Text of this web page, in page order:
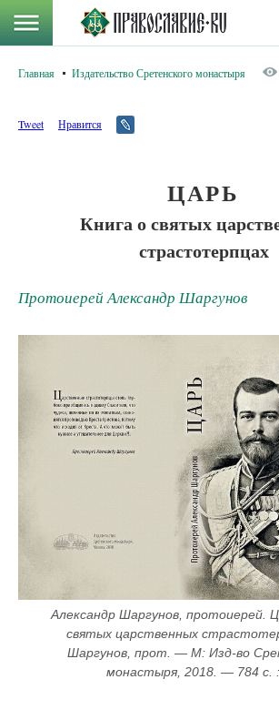
Главная Издательство Сретенского монастыря
Tweet Нравится
ЦАРЬ
Книга о святых
страстотерпцах
Протоиерей Александр Шаргунов
Александр Шаргунов, протоиерей.
святых царственных
Шаргунов, прот. — М: Изд-во
монастыря, 2018. — 784 с.